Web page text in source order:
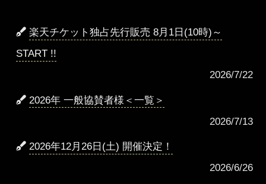
楽天チケット独占先行販売 8月1日(10時)～
START !!
2026/7/22
2026年 一般協賛者様＜一覧＞
2026/7/13
2026年12月26日(土) 開催決定！
2026/6/26